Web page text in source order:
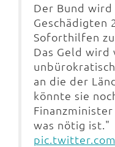
Der Bund wird
Geschädigten
Soforthilfen
Das Geld wird
an die der
könnte sie
was nötig ist."